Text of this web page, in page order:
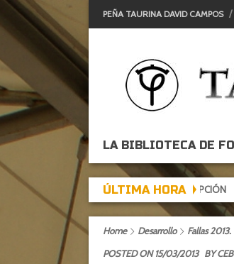
PEÑA TAURINA DAVID CAMPOS
LA BIBLIOTECA DE
ÚLTIMA HORA
EXPECTACIÓN, TARDE DE DECEPCIÓN
Home Desarrollo
Fallas
POSTED ON 15/03/2013 BY